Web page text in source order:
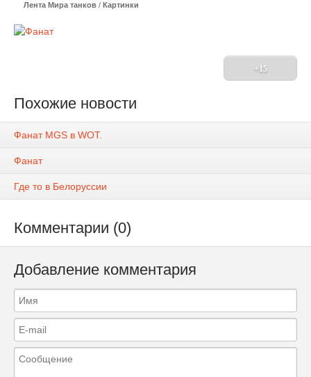
Лента Мира танков / Картинки
+15
Похожие новости
Фанат MGS в WOT.
Фанат
Где то в Белоруссии
Комментарии (0)
Добавление комментария